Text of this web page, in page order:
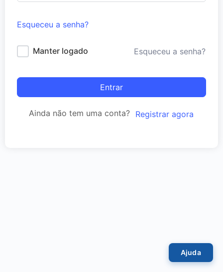
Esqueceu a senha?
Manter logado Esqueceu a senha?
Entrar
Ainda não tem uma conta? Registrar agora
Ajuda